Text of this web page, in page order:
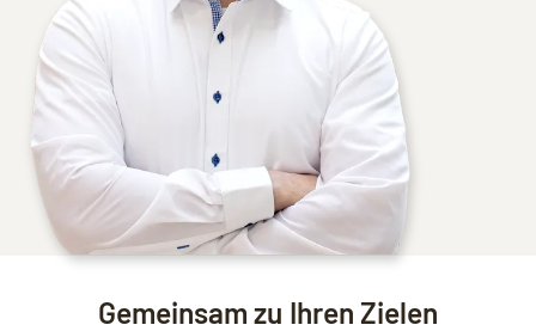
Gemeinsam zu Ihren Zielen